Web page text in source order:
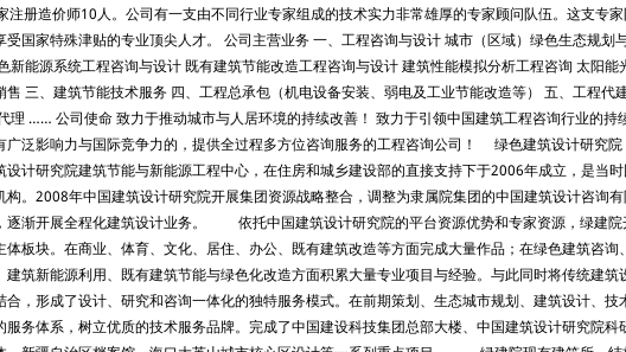
注册造价师10人。公司有一支由不同行业专家组成的技术实力非常雄厚的专家顾问队伍。这支专家
受国家特殊津贴的专业顶尖人才。 公司主营业务 一、工程咨询与设计 城市（区域）绿色生态规划
新能源系统工程咨询与设计 既有建筑节能改造工程咨询与设计 建筑性能模拟分析工程咨询 太阳
售 三、建筑节能技术服务 四、工程总承包（机电设备安装、弱电及工业节能改造等） 五、工程代
理 …… 公司使命 致力于推动城市与人居环境的持续改善！ 致力于引领中国建筑工程咨询行业的持
广泛影响力与国际竞争力的，提供全过程多方位咨询服务的工程咨询公司！ 绿色建筑设计研究院
设计研究院建筑节能与新能源工程中心，在住房和城乡建设部的直接支持下于2006年成立，是当
构。2008年中国建筑设计研究院开展集团资源战略整合，调整为隶属院集团的中国建筑设计咨询
逐渐开展全程化建筑设计业务。 依托中国建筑设计研究院的平台资源优势和专家资源，绿建院
体板块。在商业、体育、文化、居住、办公、既有建筑改造等方面完成大量作品；在绿色建筑咨询
建筑新能源利用、既有建筑节能与绿色化改造方面积累大量专业项目与经验。与此同时将传统建
合，形成了设计、研究和咨询一体化的独特服务模式。在前期策划、生态城市规划、建筑设计、技
服务体系，树立优质的技术服务品牌。完成了中国建设科技集团总部大楼、中国建筑设计研究院科